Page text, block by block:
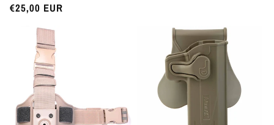
Preço
€25,00 EUR